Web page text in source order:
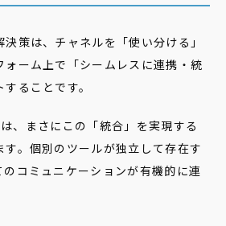
策は、チャネルを「使い分ける」
ォーム上で「シームレスに連携・統
ることです。
まさにこの「統合」を実現する
。個別のツールが独立して存在す
コミュニケーションが有機的に連